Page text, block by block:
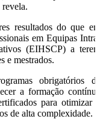
resultados do que em
em Equipas Intra-
(EIHSCP) a terem
e mestrados.
obrigatórios de
a formação contínua
para otimizar a
de alta complexidade.